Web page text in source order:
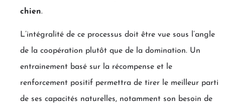
chien.
L’intégralité de ce processus doit être vue sous l’angle
de la coopération plutôt que de la domination. Un
entrainement basé sur la récompense et le
renforcement positif permettra de tirer le meilleur parti
de ses capacités naturelles, notamment son besoin de